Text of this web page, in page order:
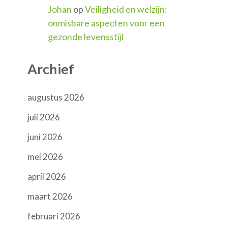
Johan opVeiligheid en welzijn:
onmisbare aspecten voor een
gezonde levensstijl
Archief
augustus 2026
juli 2026
juni 2026
mei 2026
april 2026
maart 2026
februari 2026